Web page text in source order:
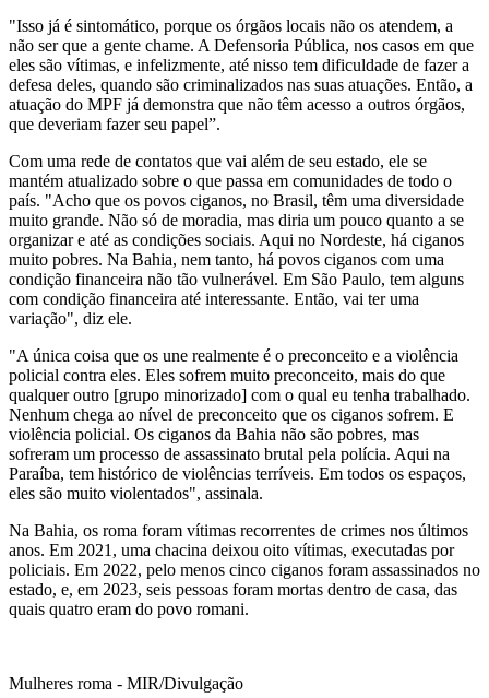
"Isso já é sintomático, porque os órgãos locais não os atendem, a
não ser que a gente chame. A Defensoria Pública, nos casos em que
eles são vítimas, e infelizmente, até nisso tem dificuldade de fazer a
defesa deles, quando são criminalizados nas suas atuações. Então, a
atuação do MPF já demonstra que não têm acesso a outros órgãos,
que deveriam fazer seu papel”.
Com uma rede de contatos que vai além de seu estado, ele se
mantém atualizado sobre o que passa em comunidades de todo o
país. "Acho que os povos ciganos, no Brasil, têm uma diversidade
muito grande. Não só de moradia, mas diria um pouco quanto a se
organizar e até as condições sociais. Aqui no Nordeste, há ciganos
muito pobres. Na Bahia, nem tanto, há povos ciganos com uma
condição financeira não tão vulnerável. Em São Paulo, tem alguns
com condição financeira até interessante. Então, vai ter uma
variação", diz ele.
"A única coisa que os une realmente é o preconceito e a violência
policial contra eles. Eles sofrem muito preconceito, mais do que
qualquer outro [grupo minorizado] com o qual eu tenha trabalhado.
Nenhum chega ao nível de preconceito que os ciganos sofrem. E
violência policial. Os ciganos da Bahia não são pobres, mas
sofreram um processo de assassinato brutal pela polícia. Aqui na
Paraíba, tem histórico de violências terríveis. Em todos os espaços,
eles são muito violentados", assinala.
Na Bahia, os roma foram vítimas recorrentes de crimes nos últimos
anos. Em 2021, uma chacina deixou oito vítimas, executadas por
policiais. Em 2022, pelo menos cinco ciganos foram assassinados no
estado, e, em 2023, seis pessoas foram mortas dentro de casa, das
quais quatro eram do povo romani.
Mulheres roma - MIR/Divulgação